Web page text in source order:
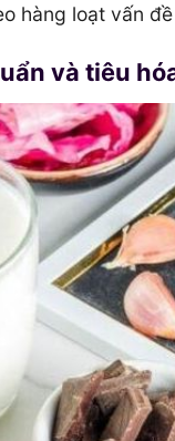
hàng loạt vấn
và tiêu